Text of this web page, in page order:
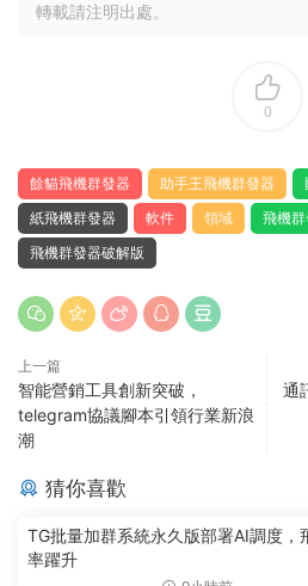
轉載請注明出處。
0
餘貓飛機群發器 助手王飛機群發器
紙飛機群發器
軟件 領域 飛機
飛機群發器破解版
上一篇
智能營銷工具創新突破，
telegram協議腳本引領行業新浪
潮
通
猜你喜歡
TG批量加群系統永久版部署AI調度，
率躍升